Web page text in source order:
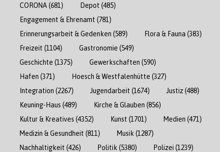
CORONA (681) Depot (485)
Engagement & Ehrenamt (781)
Erinnerungsarbeit & Gedenken (589) Flora & Fauna (383)
Freizeit (1104) Gastronomie (549)
Geschichte (1375) Gewerkschaften (590)
Hafen (371) Hoesch & Westfalenhütte (327)
Integration (2267) Jugendarbeit (1674) Justiz(488)
Keuning-Haus (489) Kirche & Glauben (856)
Kultur & Kreatives (4352) Kunst (1701) Medien (471)
Medizin & Gesundheit (811) Musik (1287)
Nachhaltigkeit (426) Politik (5380) Polizei (1239)